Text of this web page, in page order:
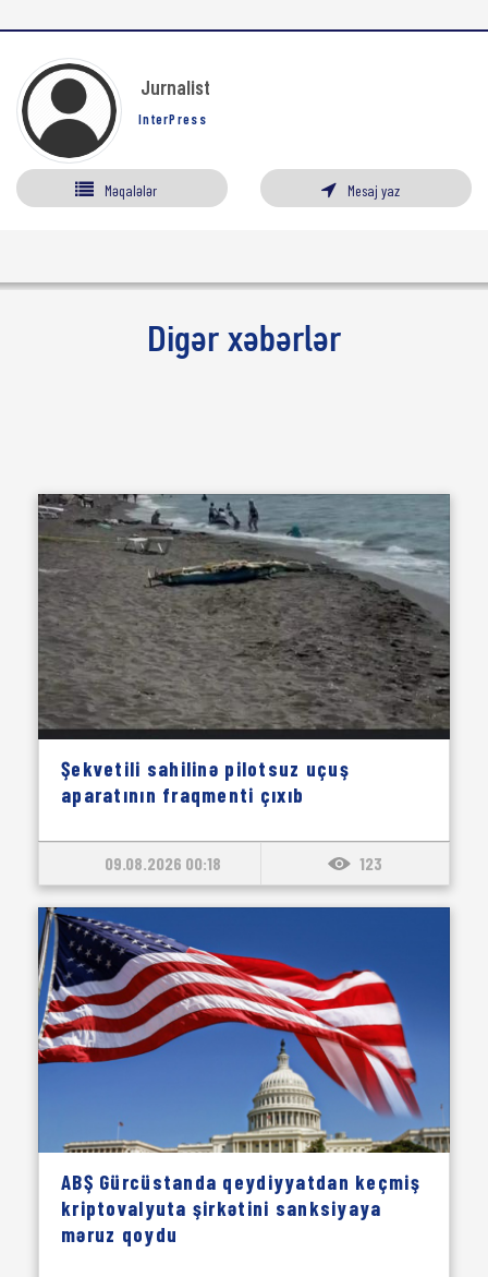
Jurnalist
InterPress
Məqalələr Mesaj yaz
Digər xəbərlər
Şekvetili sahilinə pilotsuz uçuş
aparatının fraqmenti çıxıb
09.08.2026 00:18 123
ABŞ Gürcüstanda qeydiyyatdan keçmiş
kriptovalyuta şirkətini sanksiyaya
məruz qoydu